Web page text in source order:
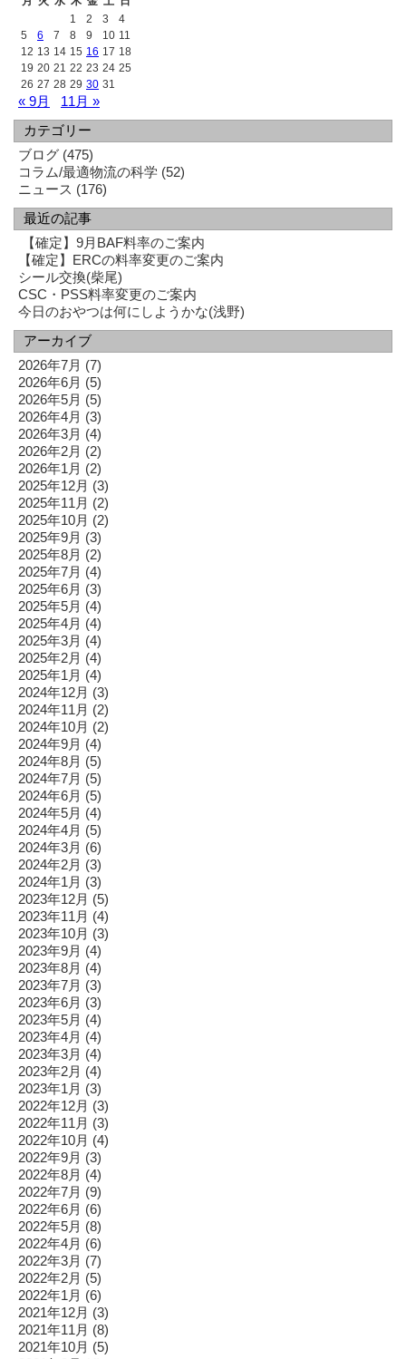
1
2 3
4
5
6 7 8 9 10 11
12 13 14 15 16 17 18
19 20 21 22 23 24 25
26 27 28 29 30 31
« 9月
11月 »
カテゴリー
ブログ (475)
コラム/最適物流の科学 (52)
ニュース (176)
最近の記事
【確定】9月BAF料率のご案内
【確定】ERCの料率変更のご案内
シール交換(柴尾)
CSC・PSS料率変更のご案内
今日のおやつは何にしようかな(浅野)
アーカイブ
2026年7月 (7)
2026年6月 (5)
2026年5月 (5)
2026年4月 (3)
2026年3月 (4)
2026年2月 (2)
2026年1月 (2)
2025年12月 (3)
2025年11月 (2)
2025年10月 (2)
2025年9月 (3)
2025年8月 (2)
2025年7月 (4)
2025年6月 (3)
2025年5月 (4)
2025年4月 (4)
2025年3月 (4)
2025年2月 (4)
2025年1月 (4)
2024年12月 (3)
2024年11月 (2)
2024年10月 (2)
2024年9月 (4)
2024年8月 (5)
2024年7月 (5)
2024年6月 (5)
2024年5月 (4)
2024年4月 (5)
2024年3月 (6)
2024年2月 (3)
2024年1月 (3)
2023年12月 (5)
2023年11月 (4)
2023年10月 (3)
2023年9月 (4)
2023年8月 (4)
2023年7月 (3)
2023年6月 (3)
2023年5月 (4)
2023年4月 (4)
2023年3月 (4)
2023年2月 (4)
2023年1月 (3)
2022年12月 (3)
2022年11月 (3)
2022年10月 (4)
2022年9月 (3)
2022年8月 (4)
2022年7月 (9)
2022年6月 (6)
2022年5月 (8)
2022年4月 (6)
2022年3月 (7)
2022年2月 (5)
2022年1月 (6)
2021年12月 (3)
2021年11月 (8)
2021年10月 (5)